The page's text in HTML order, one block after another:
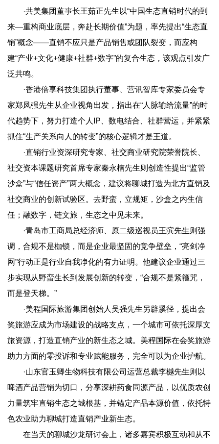
·共美集团董事长王茹正先生以“中国生态直销时代的到
来—重构商业底层，奔赴长期价值”为题，率先提出“生态直
销”概念——直销不应只是产品销售或团队裂变，而应构
建“产业+文化+健康+社群+数字”的复合生态，该观点引发广
泛共鸣。
·香港倍享科技集团执行董事、营讯智库专家委员会专
家郑凤强先生从企业视角出发，指出在“人脉输给流量”的时
代趋势下，努力打造个人IP、数电结合、社群营运，并紧紧
抓住“生产关系向人的转变”的核心逻辑才是王道。
·直销行业资深研究专家、社交商业研究院荣誉院长、
社交资本课题研究首席专家秦永楠先生则创造性提出“监管
沙盒”与“信任资产”两大概念，建议将聊城打造为北方直销及
社交商业的创新试验区。去野蛮，立规矩，沙盒之内生信
任；融数字，链文旅，生态之中见未来。
·青岛市工商局总经济师、原二级巡视员王滨先生则强
调，合规不是枷锁，而是企业最坚固的竞争壁垒，“亮剑净
网”行动正是行业自我净化的有力证明。他建议企业通过三
步实现从野蛮生长到发展创新的转变，“合规不是紧箍咒，
而是登天梯。”
·美程国际旅游集团创始人吴强先生另辟蹊径，提出会
奖旅游应成为市场建设的战略支点，一个城市可依托深厚文
旅资源，打造直销产业的新生态之城。美程国际在会奖旅游
助力方面的零投诉和专业赋能服务，完全可以为企业护航。
·山东官玉卿生物科技有限公司运营总裁李樾先生则以
啤酒产品营销为切口，分享深耕药食同源产品，以优质农创
力量筑牢直销生态之城根基，并锚定产品本源价值，依托特
色农业助力聊城打造直销产业新生态。
在当天的聊城沙龙研讨会上，诸多嘉宾积极互动和从不